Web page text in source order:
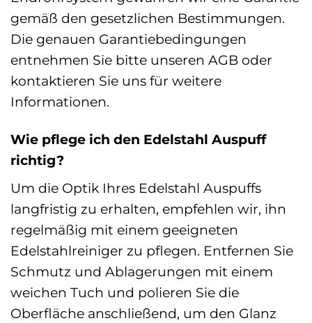
gemäß den gesetzlichen Bestimmungen.
Die genauen Garantiebedingungen
entnehmen Sie bitte unseren AGB oder
kontaktieren Sie uns für weitere
Informationen.
Wie pflege ich den Edelstahl Auspuff
richtig?
Um die Optik Ihres Edelstahl Auspuffs
langfristig zu erhalten, empfehlen wir, ihn
regelmäßig mit einem geeigneten
Edelstahlreiniger zu pflegen. Entfernen Sie
Schmutz und Ablagerungen mit einem
weichen Tuch und polieren Sie die
Oberfläche anschließend, um den Glanz